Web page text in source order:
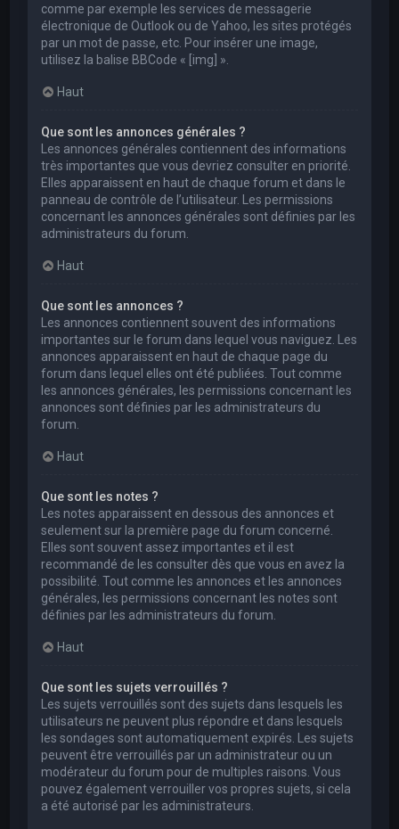
comme par exemple les services de messagerie
électronique de Outlook ou de Yahoo, les sites protégés
par un mot de passe, etc. Pour insérer une image,
utilisez la balise BBCode « [img] ».
Haut
Que sont les annonces générales ?
Les annonces générales contiennent des informations
très importantes que vous devriez consulter en priorité.
Elles apparaissent en haut de chaque forum et dans le
panneau de contrôle de l’utilisateur. Les permissions
concernant les annonces générales sont définies par les
administrateurs du forum.
Haut
Que sont les annonces ?
Les annonces contiennent souvent des informations
importantes sur le forum dans lequel vous naviguez. Les
annonces apparaissent en haut de chaque page du
forum dans lequel elles ont été publiées. Tout comme
les annonces générales, les permissions concernant les
annonces sont définies par les administrateurs du
forum.
Haut
Que sont les notes ?
Les notes apparaissent en dessous des annonces et
seulement sur la première page du forum concerné.
Elles sont souvent assez importantes et il est
recommandé de les consulter dès que vous en avez la
possibilité. Tout comme les annonces et les annonces
générales, les permissions concernant les notes sont
définies par les administrateurs du forum.
Haut
Que sont les sujets verrouillés ?
Les sujets verrouillés sont des sujets dans lesquels les
utilisateurs ne peuvent plus répondre et dans lesquels
les sondages sont automatiquement expirés. Les sujets
peuvent être verrouillés par un administrateur ou un
modérateur du forum pour de multiples raisons. Vous
pouvez également verrouiller vos propres sujets, si cela
a été autorisé par les administrateurs.